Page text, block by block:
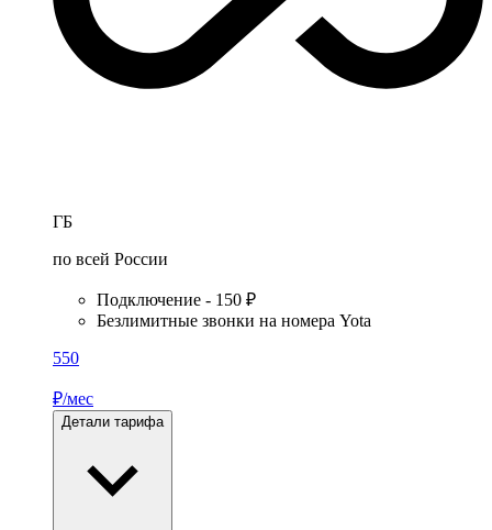
ГБ
по всей России
Подключение - 150 ₽
Безлимитные звонки на номера Yota
550
₽/мес
Детали тарифа